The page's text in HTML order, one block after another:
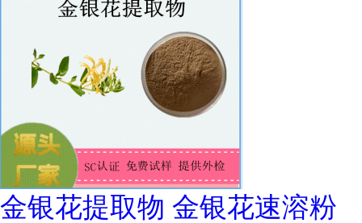
金银花提取物 金银花速溶粉